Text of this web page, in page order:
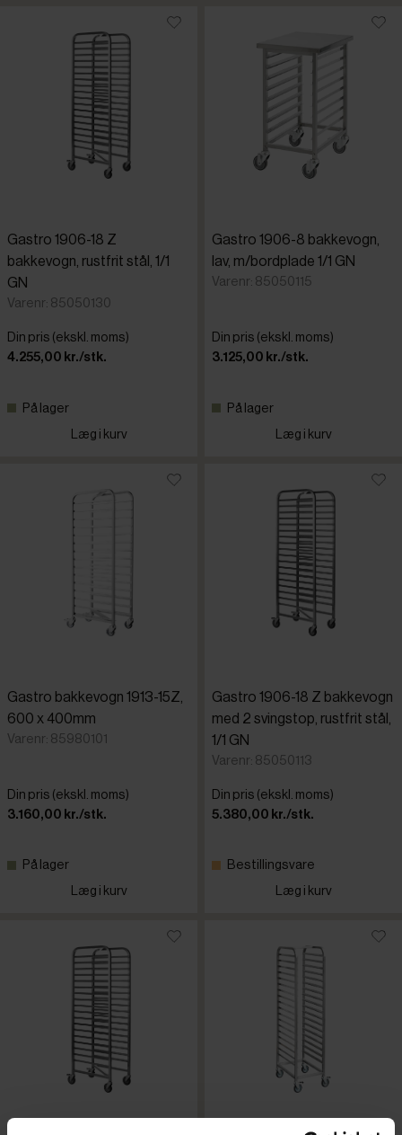
Gastro 1906-18 Z
bakkevogn, rustfrit stål, 1/1
GN
Varenr: 85050130
Din pris (ekskl. moms)
4.255,00 kr./stk.
På lager
Læg i kurv
Gastro 1906-8 bakkevogn,
lav, m/bordplade 1/1 GN
Varenr: 85050115
Din pris (ekskl. moms)
3.125,00 kr./stk.
På lager
Læg i kurv
Gastro bakkevogn 1913-15Z,
600 x 400mm
Varenr: 85980101
Din pris (ekskl. moms)
3.160,00 kr./stk.
På lager
Læg i kurv
Gastro 1906-18 Z bakkevogn
med 2 svingstop, rustfrit stål,
1/1 GN
Varenr: 85050113
Din pris (ekskl. moms)
5.380,00 kr./stk.
Bestillingsvare
Læg i kurv